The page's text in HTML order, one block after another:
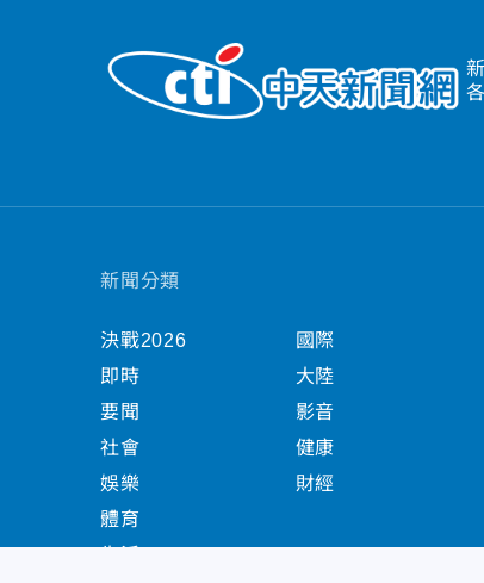
新聞分類
決戰2026
即時
要聞
社會
娛樂
體育
國際
大陸
影音
健康
財經